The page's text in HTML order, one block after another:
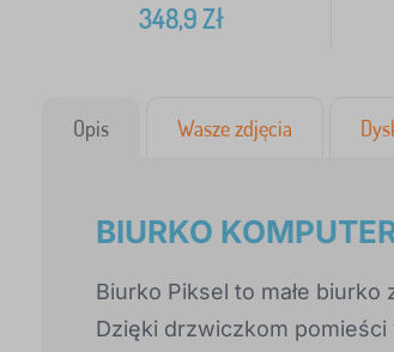
348,9Zł
Opis Wasze zdjęcia
BIURKO
Biurko Piksel to małe
Dzięki drzwiczkom